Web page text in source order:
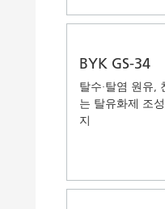
BYK GS-34
탈수·탈염 원유,
는 탈유화제 조
지